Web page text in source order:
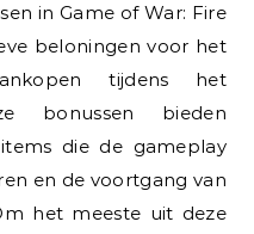
beloningen voor het
tijdens het
bonussen bieden
die de gameplay
en de voortgang van
het meeste uit deze